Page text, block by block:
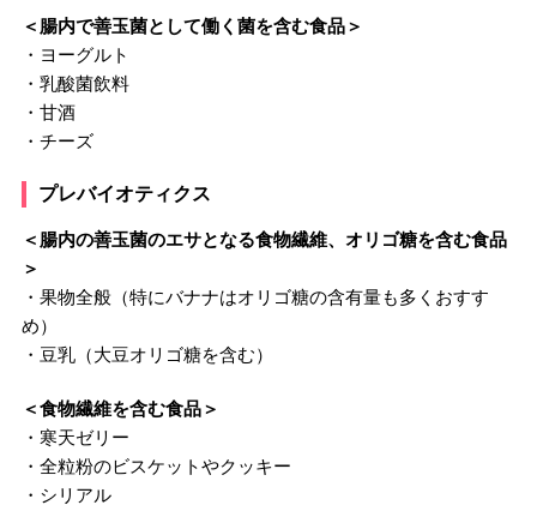
＜腸内で善玉菌として働く菌を含む食品＞
・ヨーグルト
・乳酸菌飲料
・甘酒
・チーズ
プレバイオティクス
＜腸内の善玉菌のエサとなる食物繊維、オリゴ糖を含む食品
＞
・果物全般（特にバナナはオリゴ糖の含有量も多くおすす
め）
・豆乳（大豆オリゴ糖を含む）
＜食物繊維を含む食品＞
・寒天ゼリー
・全粒粉のビスケットやクッキー
・シリアル